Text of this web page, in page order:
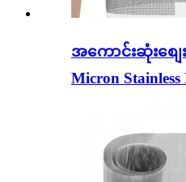
အကောင်းဆုံးစျ
Micron Stainless